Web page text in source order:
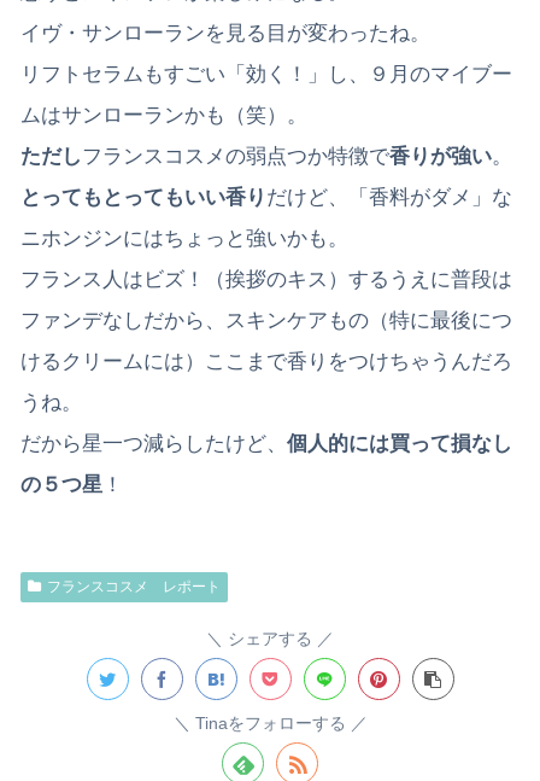
イヴ・サンローランを見る目が変わったね。
リフトセラムもすごい「効く！」し、９月のマイブー
ムはサンローランかも（笑）。
ただしフランスコスメの弱点つか特徴で香りが強い。
とってもとってもいい香り だけど、「香料がダメ」な
ニホンジンにはちょっと強いかも。
フランス人はビズ！（挨拶のキス）するうえに普段は
ファンデなしだから、スキンケアもの（特に最後につ
けるクリームには）ここまで香りをつけちゃうんだろ
うね。
だから星一つ減らしたけど、 個人的には買って損なし
の５つ星 ！
フランスコスメ レポート
シェアする
Tinaをフォローする